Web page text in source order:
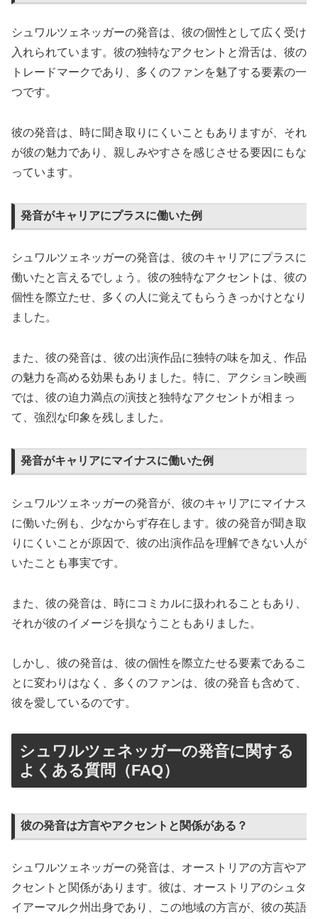
シュワルツェネッガーの発音は、彼の個性として広く受け
入れられています。彼の独特なアクセントと滑舌は、彼の
トレードマークであり、多くのファンを魅了する要素の一
つです。
彼の発音は、時に聞き取りにくいこともありますが、それ
が彼の魅力であり、親しみやすさを感じさせる要因にもな
っています。
発音がキャリアにプラスに働いた例
シュワルツェネッガーの発音は、彼のキャリアにプラスに
働いたと言えるでしょう。彼の独特なアクセントは、彼の
個性を際立たせ、多くの人に覚えてもらうきっかけとなり
ました。
また、彼の発音は、彼の出演作品に独特の味を加え、作品
の魅力を高める効果もありました。特に、アクション映画
では、彼の迫力満点の演技と独特なアクセントが相まっ
て、強烈な印象を残しました。
発音がキャリアにマイナスに働いた例
シュワルツェネッガーの発音が、彼のキャリアにマイナス
に働いた例も、少なからず存在します。彼の発音が聞き取
りにくいことが原因で、彼の出演作品を理解できない人が
いたことも事実です。
また、彼の発音は、時にコミカルに扱われることもあり、
それが彼のイメージを損なうこともありました。
しかし、彼の発音は、彼の個性を際立たせる要素であるこ
とに変わりはなく、多くのファンは、彼の発音も含めて、
彼を愛しているのです。
シュワルツェネッガーの発音に関する
よくある質問（FAQ）
彼の発音は方言やアクセントと関係がある？
シュワルツェネッガーの発音は、オーストリアの方言やア
クセントと関係があります。彼は、オーストリアのシュタ
イアーマルク州出身であり、この地域の方言が、彼の英語